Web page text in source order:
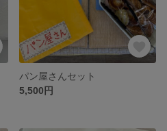
パン屋さんセット
5,500円